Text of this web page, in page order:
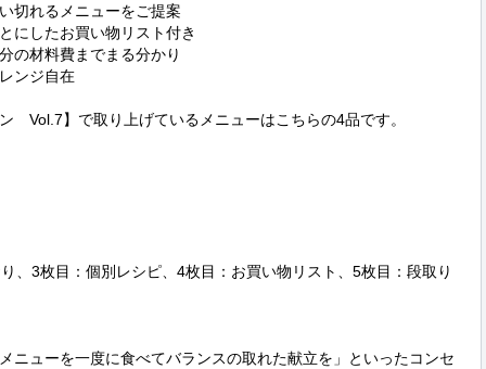
切れるメニューをご提案
にしたお買い物リスト付き
の材料費までまる分かり
ンジ自在
　Vol.7】で取り上げているメニューはこちらの4品です。
、3枚目：個別レシピ、4枚目：お買い物リスト、5枚目：段取り
ニューを一度に食べてバランスの取れた献立を」といったコンセ